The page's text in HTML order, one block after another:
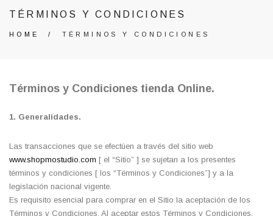
TÉRMINOS Y CONDICIONES
HOME / TÉRMINOS Y CONDICIONES
Términos y Condiciones tienda Online.
1. Generalidades.
Las transacciones que se efectúen a través del sitio web
www.shopmostudio.com [ el “Sitio” ] se sujetan a los presentes
términos y condiciones [ los “Términos y Condiciones”] y a la
legislación nacional vigente.
Es requisito esencial para comprar en el Sitio la aceptación de los
Términos y Condiciones. Al aceptar estos Términos y Condiciones,